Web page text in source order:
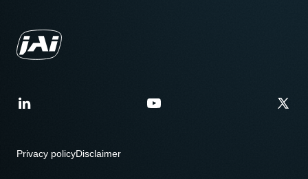
Privacy policyDisclaimer